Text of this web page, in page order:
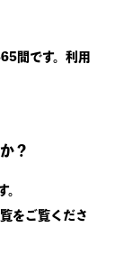
間です。利用
？
。
をご覧くださ